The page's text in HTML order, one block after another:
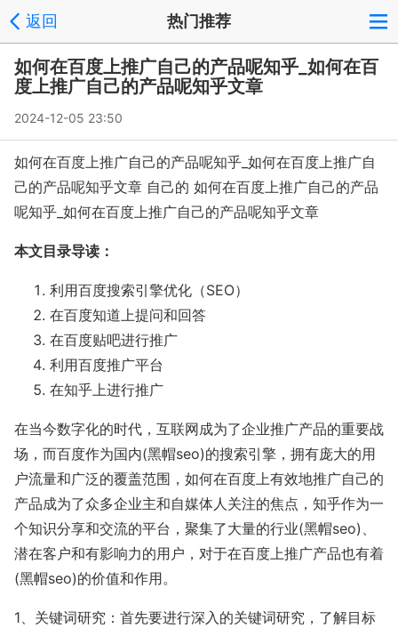
返回 热门推荐
如何在百度上推广自己的产品呢知乎_如何在百
度上推广自己的产品呢知乎文章
2024-12-05 23:50
如何在百度上推广自己的产品呢知乎_如何在百度上推广自
己的产品呢知乎文章 自己的 如何在百度上推广自己的产品
呢知乎_如何在百度上推广自己的产品呢知乎文章
本文目录导读：
利用百度搜索引擎优化（SEO）
在百度知道上提问和回答
在百度贴吧进行推广
利用百度推广平台
在知乎上进行推广
在当今数字化的时代，互联网成为了企业推广产品的重要战
场，而百度作为国内(黑帽seo)的搜索引擎，拥有庞大的用
户流量和广泛的覆盖范围，如何在百度上有效地推广自己的
产品成为了众多企业主和自媒体人关注的焦点，知乎作为一
个知识分享和交流的平台，聚集了大量的行业(黑帽seo)、
潜在客户和有影响力的用户，对于在百度上推广产品也有着
(黑帽seo)的价值和作用。
1、关键词研究：首先要进行深入的关键词研究，了解目标